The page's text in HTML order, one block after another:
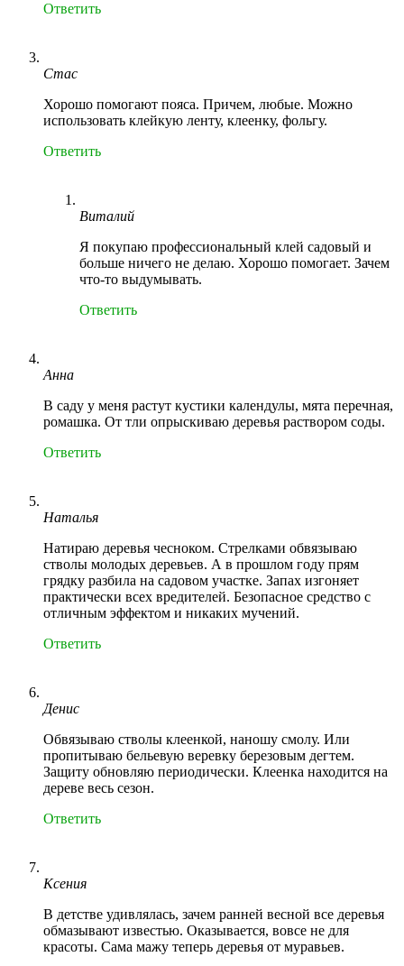
Ответить
Стас
Хорошо помогают пояса. Причем, любые. Можно
использовать клейкую ленту, клеенку, фольгу.
Ответить
Виталий
Я покупаю профессиональный клей садовый и
больше ничего не делаю. Хорошо помогает. Зачем
что-то выдумывать.
Ответить
Анна
В саду у меня растут кустики календулы, мята перечная,
ромашка. От тли опрыскиваю деревья раствором соды.
Ответить
Наталья
Натираю деревья чесноком. Стрелками обвязываю
стволы молодых деревьев. А в прошлом году прям
грядку разбила на садовом участке. Запах изгоняет
практически всех вредителей. Безопасное средство с
отличным эффектом и никаких мучений.
Ответить
Денис
Обвязываю стволы клеенкой, наношу смолу. Или
пропитываю бельевую веревку березовым дегтем.
Защиту обновляю периодически. Клеенка находится на
дереве весь сезон.
Ответить
Ксения
В детстве удивлялась, зачем ранней весной все деревья
обмазывают известью. Оказывается, вовсе не для
красоты. Сама мажу теперь деревья от муравьев.